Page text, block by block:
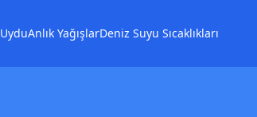
UyduAnlık YağışlarDeniz Suyu Sıcaklıkları